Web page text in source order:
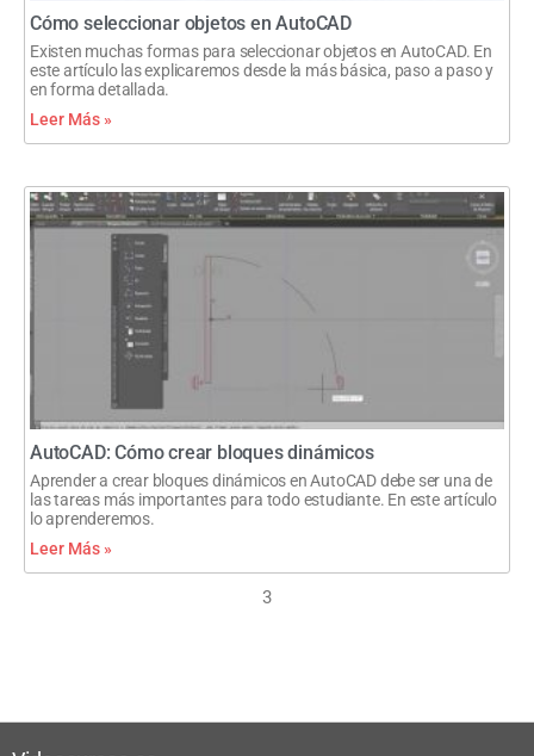
Cómo seleccionar objetos en AutoCAD
Existen muchas formas para seleccionar objetos en AutoCAD. En
este artículo las explicaremos desde la más básica, paso a paso y
en forma detallada.
Leer Más »
AutoCAD: Cómo crear bloques dinámicos
Aprender a crear bloques dinámicos en AutoCAD debe ser una de
las tareas más importantes para todo estudiante. En este artículo
lo aprenderemos.
Leer Más »
3